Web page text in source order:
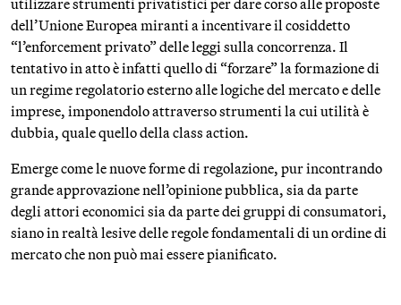
utilizzare strumenti privatistici per dare corso alle proposte
dell’Unione Europea miranti a incentivare il cosiddetto
“l’enforcement privato” delle leggi sulla concorrenza. Il
tentativo in atto è infatti quello di “forzare” la formazione di
un regime regolatorio esterno alle logiche del mercato e delle
imprese, imponendolo attraverso strumenti la cui utilità è
dubbia, quale quello della class action.
Emerge come le nuove forme di regolazione, pur incontrando
grande approvazione nell’opinione pubblica, sia da parte
degli attori economici sia da parte dei gruppi di consumatori,
siano in realtà lesive delle regole fondamentali di un ordine di
mercato che non può mai essere pianificato.